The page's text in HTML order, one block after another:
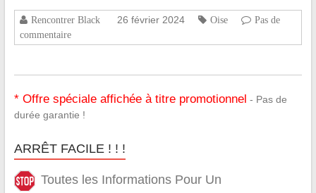
Rencontrer Black 26 février 2024 Oise
Pas de
commentaire
* Offre spéciale affichée à titre promotionnel - Pas de
durée garantie !
ARRÊT FACILE ! ! !
Toutes les Informations Pour Un